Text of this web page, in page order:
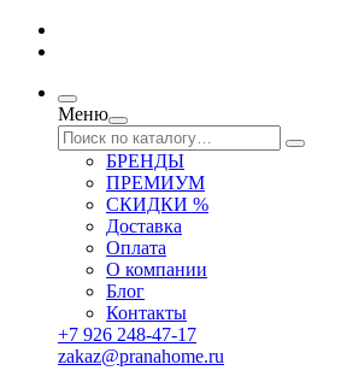
Меню
БРЕНДЫ
ПРЕМИУМ
СКИДКИ %
Доставка
Оплата
О компании
Блог
Контакты
+7 926 248-47-17
zakaz@pranahome.ru